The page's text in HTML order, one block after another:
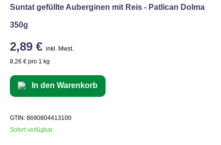
Suntat gefüllte Auberginen mit Reis - Patlican Dolma
350g
2,89 € inkl. Mwst.
8,26 € pro 1 kg
In den Warenkorb
GTIN: 8690804413100
Sofort verfügbar